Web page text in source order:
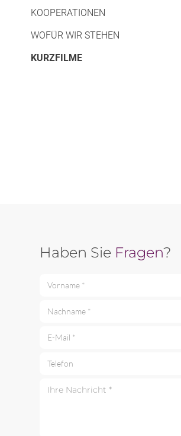
KOOPERATIONEN
WOFÜR WIR STEHEN
KURZFILME(CURRENT)
Haben Sie Fragen?
Vorname *
Nachname *
E-Mail *
Telefon